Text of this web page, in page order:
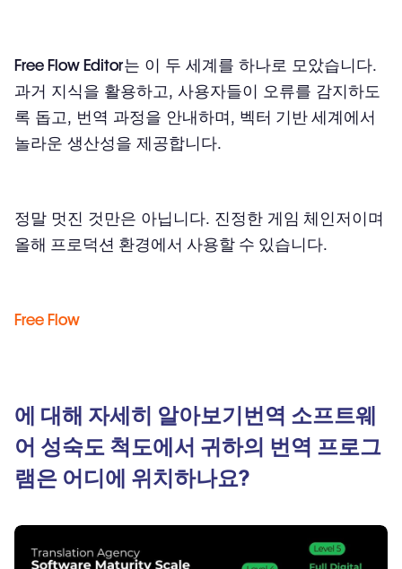
Free Flow Editor는 이 두 세계를 하나로 모았습니다.
과거 지식을 활용하고, 사용자들이 오류를 감지하도
록 돕고, 번역 과정을 안내하며, 벡터 기반 세계에서
놀라운 생산성을 제공합니다.
정말 멋진 것만은 아닙니다. 진정한 게임 체인저이며
올해 프로덕션 환경에서 사용할 수 있습니다.
Free Flow
에 대해 자세히 알아보기번역 소프트웨
어 성숙도 척도에서 귀하의 번역 프로그
램은 어디에 위치하나요?